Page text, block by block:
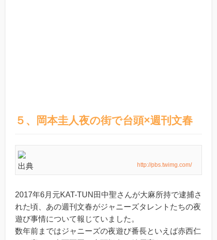
５、岡本圭人夜の街で台頭×週刊文春
出典 http://pbs.twimg.com/
2017年6月元KAT-TUN田中聖さんが大麻所持で逮捕さ
れた頃、あの週刊文春がジャニーズタレントたちの夜
遊び事情について報じていました。
数年前まではジャニーズの夜遊び番長といえば赤西仁